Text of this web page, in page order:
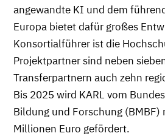
angewandte KI und dem
Europa bietet dafür großes
Konsortialführer ist die
Projektpartner sind neben
Transferpartnern auch zehn
Bis 2025 wird KARL vom
Bildung und Forschung
Millionen Euro gefördert.